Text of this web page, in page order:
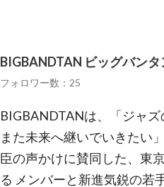
BIGBANDTAN ビッグバンタ
フォロワー数：25
BIGBANDTANは、「ジャ
また未来へ継いでいきたい
臣の声かけに賛同した、東
る メンバーと新進気鋭の若